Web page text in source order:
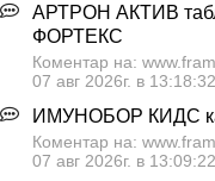
АРТРОН АКТИВ
ФОРТЕКС
Коментар на:
07 авг 2026г. в 13:18:32
ИМУНОБОР КИДС
Коментар на:
07 авг 2026г. в 13:09:22